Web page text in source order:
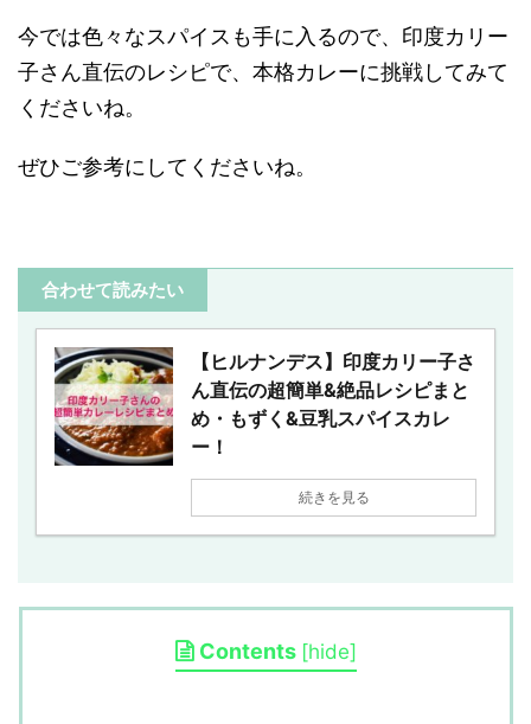
今では色々なスパイスも手に入るので、印度カリー
子さん直伝のレシピで、本格カレーに挑戦してみて
くださいね。
ぜひご参考にしてくださいね。
合わせて読みたい
【ヒルナンデス】印度カリー子さ
ん直伝の超簡単&絶品レシピまと
め・もずく&豆乳スパイスカレ
ー！
続きを見る
Contents [hide]